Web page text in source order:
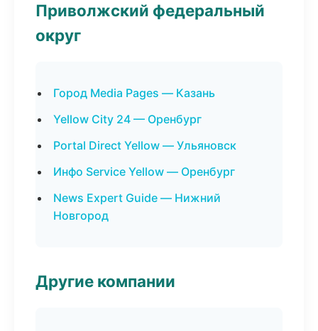
Приволжский федеральный
округ
Город Media Pages — Казань
Yellow City 24 — Оренбург
Portal Direct Yellow — Ульяновск
Инфо Service Yellow — Оренбург
News Expert Guide — Нижний
Новгород
Другие компании